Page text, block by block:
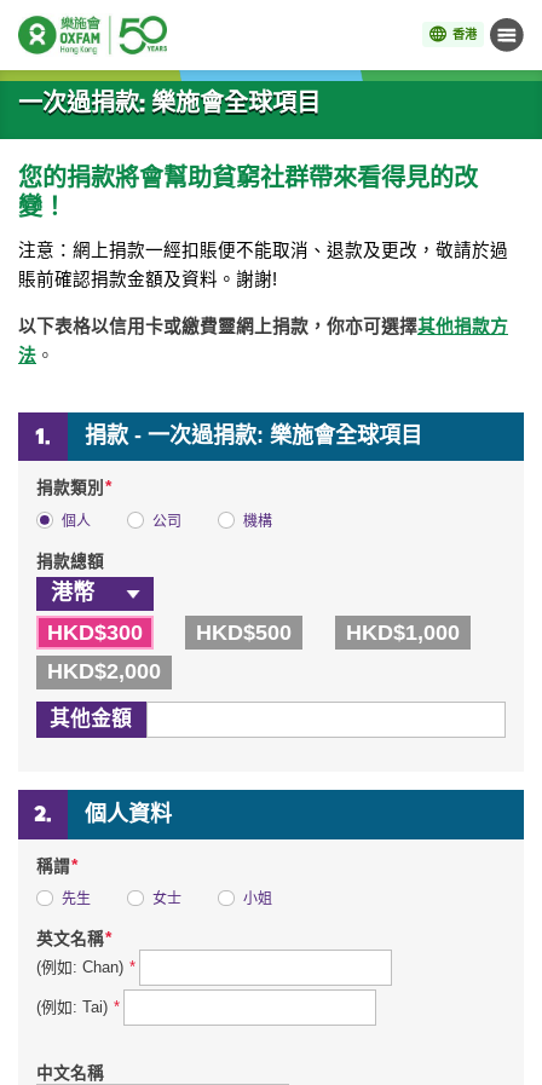
香港 目錄
開始主要內容
一次過捐款: 樂施會全球項目
您的捐款將會幫助貧窮社群帶來看得見的改
變！
注意：網上捐款一經扣賬便不能取消、退款及更改，敬請於過
賬前確認捐款金額及資料。謝謝!
以下表格以信用卡或繳費靈網上捐款，你亦可選擇其他捐款方
法 。
捐款 - 一次過捐款: 樂施會全球項目
捐款類別 *
個人 公司 機構
捐款總額
HKD$300 HKD$500
HKD$1,000
HKD$2,000
其他金額
個人資料
稱謂*
先生 女士 小姐
英文名稱*
(例如: Chan) *
(例如: Tai) *
中文名稱